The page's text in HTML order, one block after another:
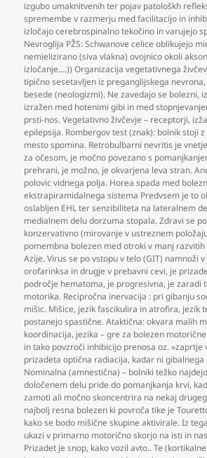
izgubo umaknitvenih ter pojav patološkh
spremembe v razmerju med facilitacijo in
izločajo cerebrospinalno tekočino in varujejo
Nevroglija PŽS: Schwanove celice oblikujejo
nemielizirano (siva vlakna) ovojnico okoli
izločanje….)) Organizacija vegetativnega
tipično sesetavljen iz preganglijskega nevrona,
besede (neologizmi). Ne zavedajo se bolezni,
izražen med hotenimi gibi in med
prsti-nos. Vegetativno živčevje – receptorji,
epilepsija. Rombergov test (znak): bolnik stoji
mesto spomina. Retrobulbarni nevritis je
za očesom, je močno povezano s
prehrani, je možno, je okvarjena leva stran.
polovic vidnega polja. Horea spada med
ekstrapiramidalnega sistema Predvsem je to
oslabljen EHL ter senzibiliteta na lateralnem
medialnem delu dorzuma stopala. Zdravi se
konzervativno (mirovanje v ustreznem
pomembna bolezen med otroki v manj
Azije. Virus se po vstopu v telo (GIT) namnoži
orofarinksa in drugje v prebavni cevi, je
področje hematoma, je progresivna, je zaradi
motorika. Recipročna inervacija : pri gibanju
mišic. Mišice, jezik fascikulira in atrofira, jezik
postanejo spastične. Ataktična: okvara malih
koordinacija, jezika – gre za bolezen
in tako povzroči inhibicijo prenosa oz. »zaprtje
prizadeta optična radiacija, kadar ni
Nominalna (amnestična) – bolniki težko
določenem delu pride do pomanjkanja krvi,
zamoti ali močno skoncentrira na nekaj
najbolj resna bolezen ki povroča tike je
kako se bodo mišične skupine aktivirale. Iz
ukazi v primarno motorično skorjo na isti in
Prizadet je snop, kako vozil avto.. Te